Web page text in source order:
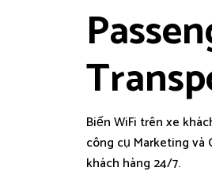
Biến WiFi trên xe
công cụ Marketing và
khách hàng 24/7.